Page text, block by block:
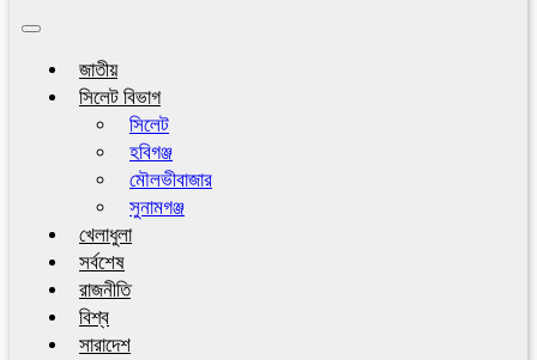
Toggle
জাতীয়
সিলেট বিভাগ
সিলেট
হবিগঞ্জ
মৌলভীবাজার
সুনামগঞ্জ
খেলাধুলা
সর্বশেষ
রাজনীতি
বিশ্ব
সারাদেশ